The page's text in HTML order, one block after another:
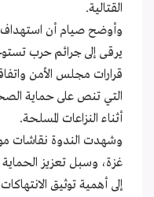
القتالية.
وأوضح صيام أن استهداف
يرقى إلى جرائم حرب
قرارات مجلس الأمن
التي تنص على حماية
أثناء النزاعات المسلحة.
وشهدت الندوة نقاشات
غزة، وسبل تعزيز الحماية
إلى أهمية توثيق